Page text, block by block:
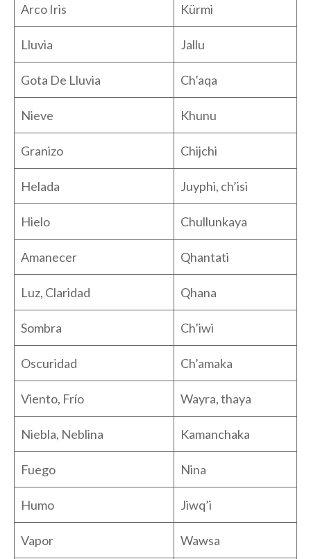
Arco Iris Kürmi
Lluvia Jallu
Gota De Lluvia Ch’aqa
Nieve Khunu
Granizo Chijchi
Helada Juyphi, ch’isi
Hielo Chullunkaya
Amanecer Qhantati
Luz, Claridad Qhana
Sombra Ch’iwi
Oscuridad Ch’amaka
Viento, Frío Wayra, thaya
Niebla, Neblina Kamanchaka
Fuego Nina
Humo Jiwq’i
Vapor Wawsa